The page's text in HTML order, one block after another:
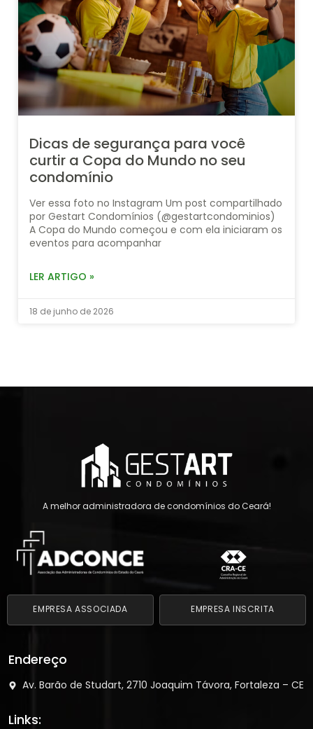
Dicas de segurança para você
curtir a Copa do Mundo no seu
condomínio
Ver essa foto no Instagram Um post compartilhado
por Gestart Condomínios (@gestartcondominios)
A Copa do Mundo começou e com ela iniciaram os
eventos para acompanhar
LER ARTIGO »
18 de junho de 2026
A melhor administradora de condomínios do Ceará!
EMPRESA ASSOCIADA EMPRESA INSCRITA
Endereço
Av. Barão de Studart, 2710 Joaquim Távora, Fortaleza – CE
Links: